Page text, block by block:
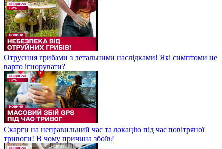
Отруєння грибами з летальними наслідками! Які симптоми не
варто ігнорувати?
Скарги на неправильний час та локацію під час повітряної
тривоги! В чому причина збоїв?